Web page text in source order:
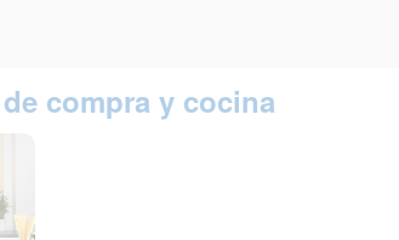
compra y cocina